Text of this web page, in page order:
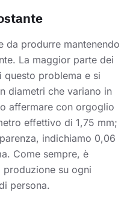
da produrre mantenendo
La maggior parte dei
problema e si
diametri che variano in
affermare con orgoglio
effettivo di 1,75 mm;
indichiamo 0,06
Come sempre, è
su ogni
persona.